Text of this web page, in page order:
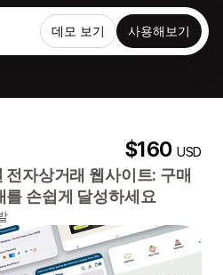
데모 보기 사용해보기
$160USD
전자상거래 웹사이트: 구매
를 손쉽게 달성하세요